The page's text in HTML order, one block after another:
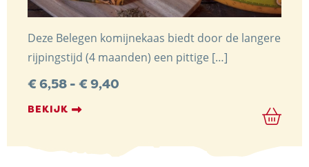
Deze Belegen komijnekaas biedt door de langere
rijpingstijd (4 maanden) een pittige […]
€6,58 - €9,40
BEKIJK